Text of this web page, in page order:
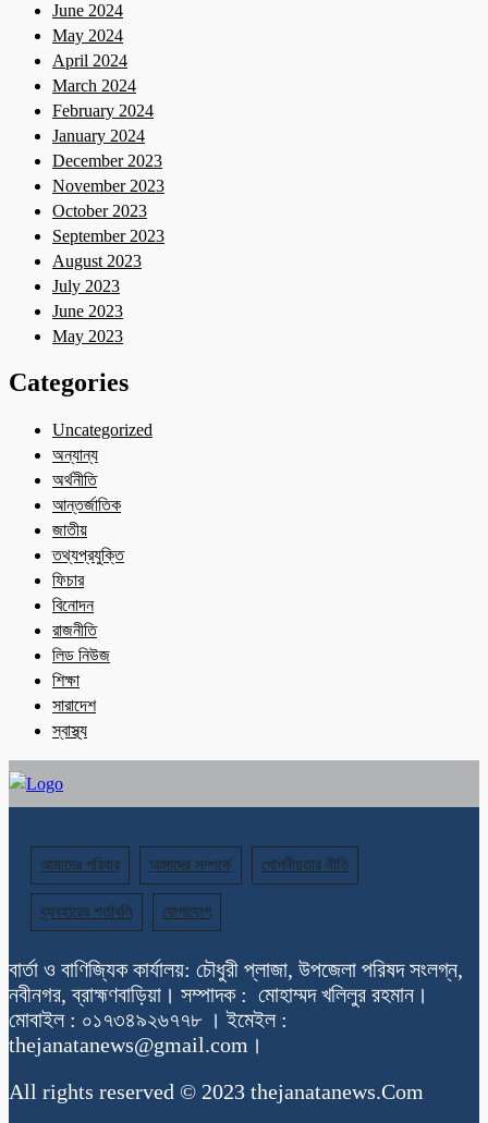
June 2024
May 2024
April 2024
March 2024
February 2024
January 2024
December 2023
November 2023
October 2023
September 2023
August 2023
July 2023
June 2023
May 2023
Categories
Uncategorized
অন্যান্য
অর্থনীতি
আন্তর্জাতিক
জাতীয়
তথ্যপ্রযুক্তি
ফিচার
বিনোদন
রাজনীতি
লিড নিউজ
শিক্ষা
সারাদেশ
স্বাস্থ্য
আমাদের পরিবার আমাদের সম্পর্কে গোপনীয়তার নীতি
ব্যবহারের শর্তাবলি যোগাযোগ
বার্তা ও বাণিজ্যিক কার্যালয়: চৌধুরী প্লাজা, উপজেলা পরিষদ সংলগ্ন,
নবীনগর, ব্রাহ্মণবাড়িয়া। সম্পাদক : মোহাম্মদ খলিলুর রহমান।
মোবাইল : ০১৭৩৪৯২৬৭৭৮ । ইমেইল :
thejanatanews@gmail.com।
All rights reserved © 2023 thejanatanews.Com